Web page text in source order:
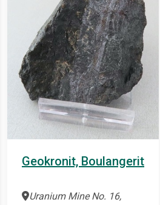
Geokronit, Boulangerit
Uranium Mine No. 16,